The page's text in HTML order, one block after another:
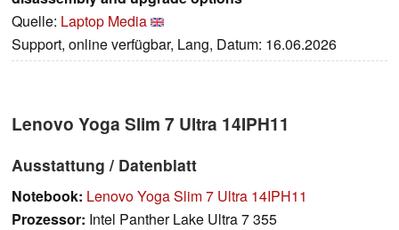
Quelle: Laptop Media
Support, online verfügbar, Lang, Datum: 16.06.2026
Lenovo Yoga Slim 7 Ultra 14IPH11
Ausstattung / Datenblatt
Notebook: Lenovo Yoga Slim 7 Ultra 14IPH11
Prozessor: Intel Panther Lake Ultra 7 355